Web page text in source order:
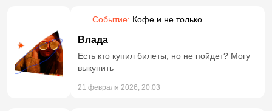
Событие: Кофе и не только
Влада
Есть кто купил билеты, но не пойдет? Могу
выкупить
21 февраля 2026, 20:03